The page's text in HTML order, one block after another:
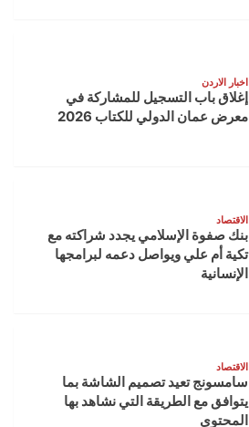
اخبار الاردن
إغلاق باب التسجيل للمشاركة في
معرض عمان الدولي للكتاب 2026
الاقتصاد
بنك صفوة الإسلامي يجدد شراكته مع
تكية أم علي ويواصل دعمه لبرامجها
الإنسانية
الاقتصاد
سامسونج تعيد تصميم الشاشة بما
يتوافق مع الطريقة التي نشاهد بها
المحتوى